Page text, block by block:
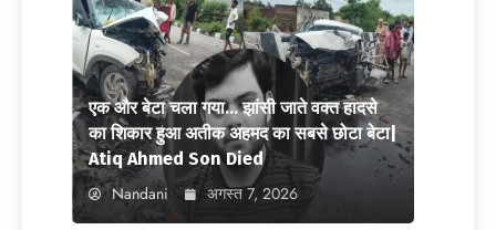
एक और बेटा चला गया… झांसी जाते वक्त हादसे
का शिकार हुआ अतीक अहमद का सबसे छोटा बेटा|
Atiq Ahmed Son Died
Nandani अगस्त 7, 2026